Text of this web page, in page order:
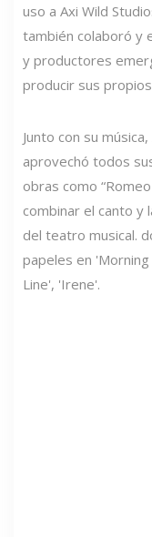
uso a Axi Wild
también colaboró ​​​​y
y productores
producir sus propios
Junto con su
aprovechó todos
obras como
combinar el canto y
del teatro musical.
papeles en
Line', 'Irene'.